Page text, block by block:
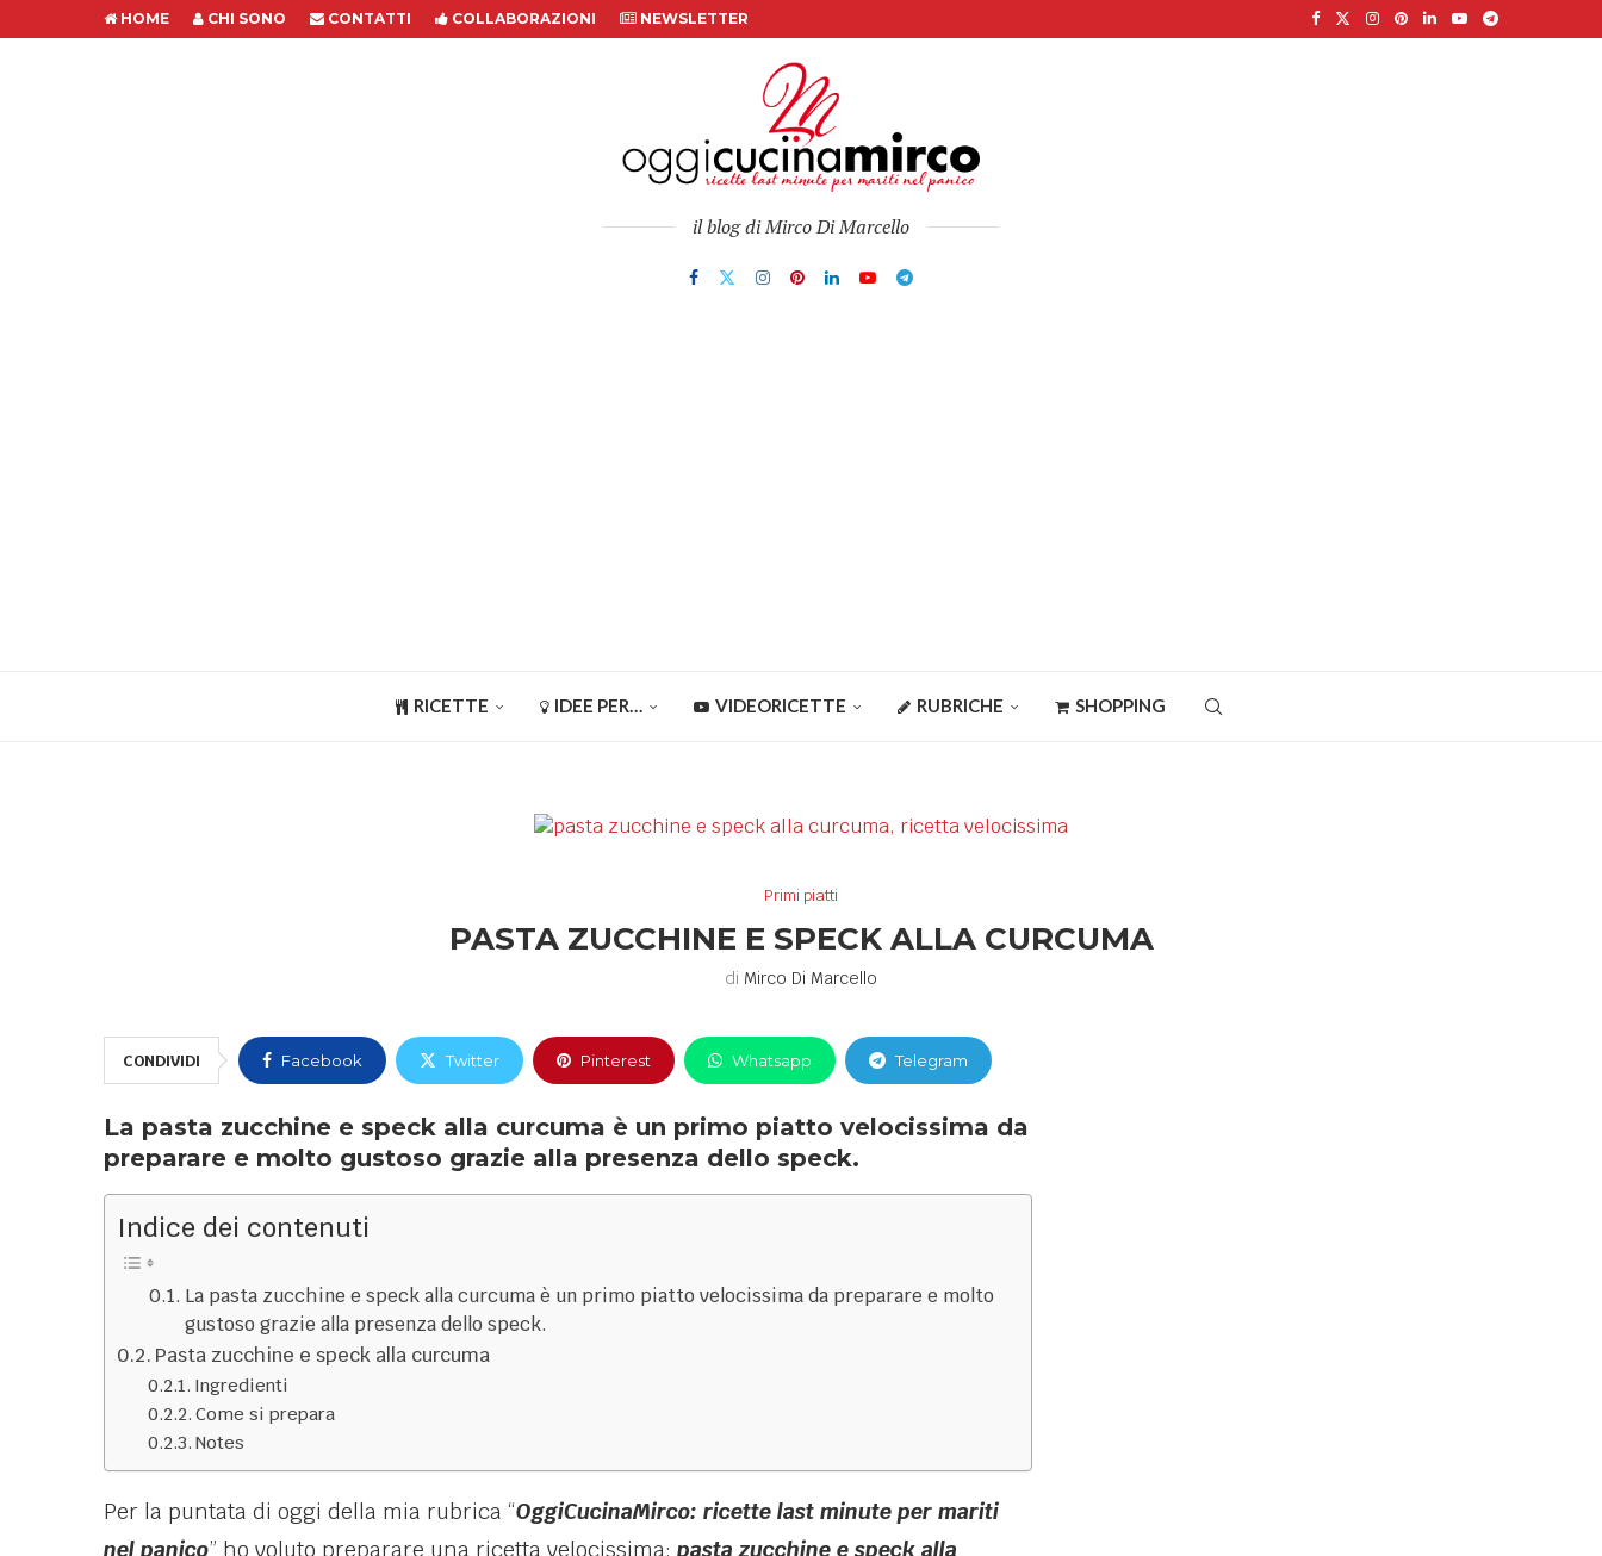
HOME CHI SONO CONTATTI COLLABORAZIONI NEWSLETTER
il blog di Mirco Di Marcello
RICETTE IDEE PER… VIDEORICETTE RUBRICHE SHOPPING
Primi piatti
PASTA ZUCCHINE E SPECK ALLA CURCUMA
di Mirco Di Marcello
CONDIVIDI Facebook Twitter Pinterest Whatsapp Telegram
La pasta zucchine e speck alla curcuma è un primo piatto velocissima da
preparare e molto gustoso grazie alla presenza dello speck.
Indice dei contenuti
La pasta zucchine e speck alla curcuma è un primo piatto velocissima da preparare e molto
gustoso grazie alla presenza dello speck.
Pasta zucchine e speck alla curcuma
Ingredienti
Come si prepara
Notes
Per la puntata di oggi della mia rubrica “OggiCucinaMirco: ricette last minute per mariti
nel panico” ho voluto preparare una ricetta velocissima: pasta zucchine e speck alla